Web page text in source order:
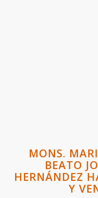
MONS.
BEATO
HERNÁNDEZ
Y